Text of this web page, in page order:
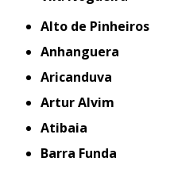
Alto de Pinheiros
Anhanguera
Aricanduva
Artur Alvim
Atibaia
Barra Funda